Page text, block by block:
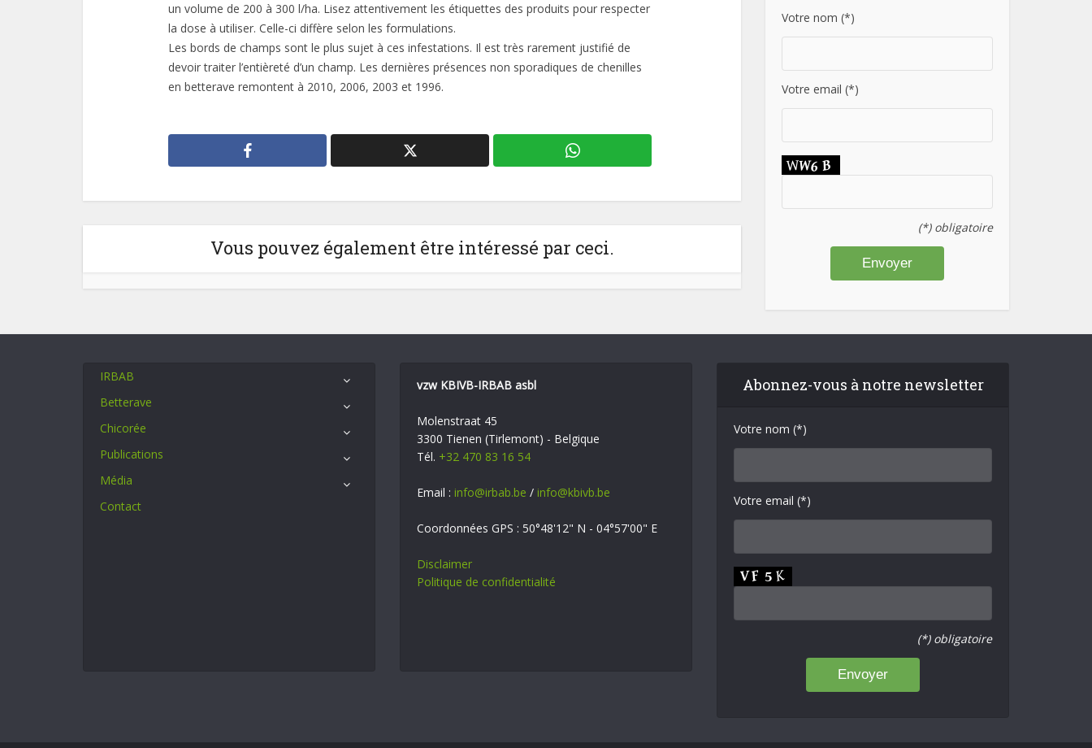
un volume de 200 à 300 l/ha. Lisez attentivement les étiquettes des produits pour respecter
la dose à utiliser. Celle-ci diffère selon les formulations.
Les bords de champs sont le plus sujet à ces infestations. Il est très rarement justifié de
devoir traiter l’entièreté d’un champ. Les dernières présences non sporadiques de chenilles
en betterave remontent à 2010, 2006, 2003 et 1996.
Vous pouvez également être intéressé par ceci.
Votre nom (*)
Votre email (*)
(*) obligatoire
IRBAB
Betterave
Chicorée
Publications
Média
Contact
vzw KBIVB-IRBAB asbl
Molenstraat 45
3300 Tienen (Tirlemont) - Belgique
Tél. +32 470 83 16 54
Email : info@irbab.be / info@kbivb.be
Coordonnées GPS : 50°48'12" N - 04°57'00" E
Disclaimer
Politique de confidentialité
Abonnez-vous à notre newsletter
Votre nom (*)
Votre email (*)
(*) obligatoire